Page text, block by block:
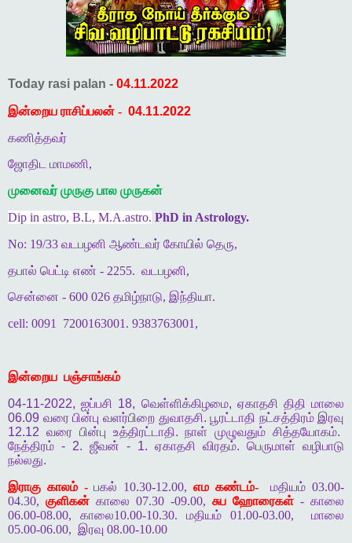
Today rasi palan - 04.11.2022
இன்றைய ராசிப்பலன் - 04.11.2022
கணித்தவர்
ஜோதிட மாமணி,
முனைவர் முருகு பால முருகன்
Dip in astro, B.L, M.A.astro. PhD in Astrology.
No: 19/33 வடபழனி ஆண்டவர் கோயில் தெரு,
தபால் பெட்டி எண் - 2255. வடபழனி,
சென்னை - 600 026 தமிழ்நாடு, இந்தியா.
cell: 0091
7200163001. 9383763001,
இன்றைய பஞ்சாங்கம்
04-11-2022,ஐப்பசி 18, வெள்ளிக்கிழமை, ஏகாதசி திதி மாலை
06.09 வரை பின்பு வளர்பிறை துவாதசி.பூரட்டாதி நட்சத்திரம் இரவு
12.12 வரை பின்பு உத்திரட்டாதி.நாள் முழுவதும் சித்தயோகம்.
நேத்திரம் - 2. ஜீவன் - 1. ஏகாதசி விரதம். பெருமாள் வழிபாடு
நல்லது.
இராகு காலம் -பகல் 10.30-12.00, எம கண்டம்-
மதியம் 03.00-
04.30, குளிகன் காலை 07.30 -09.00, சுப ஹோரைகள் - காலை
06.00-08.00, காலை10.00-10.30. மதியம் 01.00-03.00,
மாலை
05.00-06.00, இரவு 08.00-10.00